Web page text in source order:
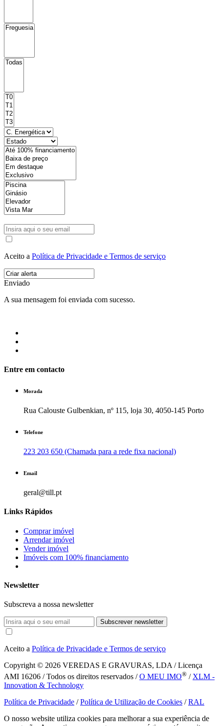
Aceito a Política de Privacidade e Termos de serviço
Enviado
A sua mensagem foi enviada com sucesso.
Entre em contacto
Morada
Rua Calouste Gulbenkian, nº 115, loja 30, 4050-145 Porto
Telefone
223 203 650 (Chamada para a rede fixa nacional)
Email
geral@till.pt
Links Rápidos
Comprar imóvel
Arrendar imóvel
Vender imóvel
Imóveis com 100% financiamento
Newsletter
Subscreva a nossa newsletter
Subscrever newsletter
Aceito a Política de Privacidade e Termos de serviço
Copyright © 2026 VEREDAS E GRAVURAS, LDA / Licença
AMI 16206 / Todos os direitos reservados /O MEU IMO® / XLM -
Innovation & Technology
Política de Privacidade /Política de Utilização de Cookies /RAL
O nosso website utiliza cookies para melhorar a sua experiência de